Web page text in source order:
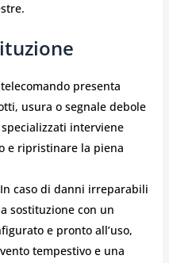
presenta
usura o segnale debole
interviene
e ripristinare la piena
In caso di danni irreparabili
sostituzione con un
e pronto all’uso,
tempestivo e una